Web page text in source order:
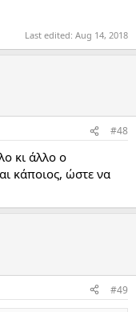
Last edited: Aug 14, 2018
#48
κι άλλο ο
κάποιος, ώστε να
#49